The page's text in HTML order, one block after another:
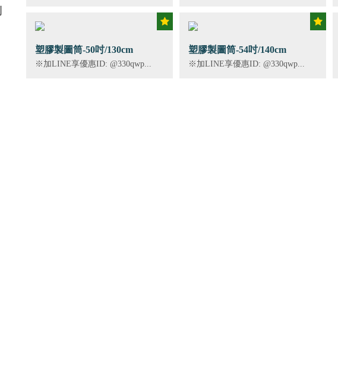
塑膠製圖筒-50吋/130cm
※加LINE享優惠ID: @330qwp...
塑膠製圖筒-54吋/140cm
※加LINE享優惠ID: @330qwp...